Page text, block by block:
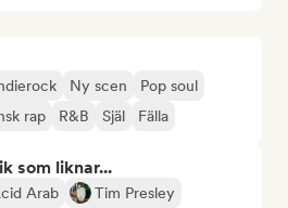
Ny scen
Pop soul
rap R&B Själ Fälla
som liknar...
Arab
Tim Presley